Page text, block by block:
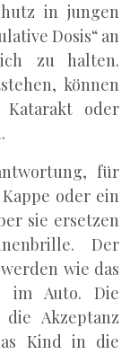
in jungen
Dosis“ an
zu halten.
können
oder
für
oder ein
sie ersetzen
Der
wie das
im Auto. Die
Akzeptanz
Kind in die